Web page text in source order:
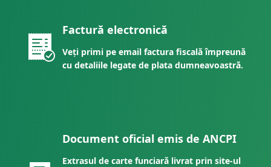
Factură electronică
Veți primi pe email factura fiscală împreună
cu detaliile legate de plata dumneavoastră.
Document oficial emis de ANCPI
Extrasul de carte funciară livrat prin site-ul